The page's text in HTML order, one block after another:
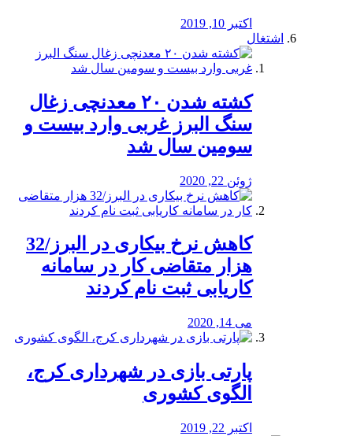
اکتبر 10, 2019
اشتغال
کشته شدن ۲۰ معدنچی زغال
سنگ البرز غربی وارد بیست و
سومین سال شد
ژوئن 22, 2020
کاهش نرخ بیکاری در البرز/32
هزار متقاضی کار در سامانه
کاریابی ثبت نام کردند
می 14, 2020
پارتی بازی در شهرداری کرج،
الگوی کشوری
اکتبر 22, 2019